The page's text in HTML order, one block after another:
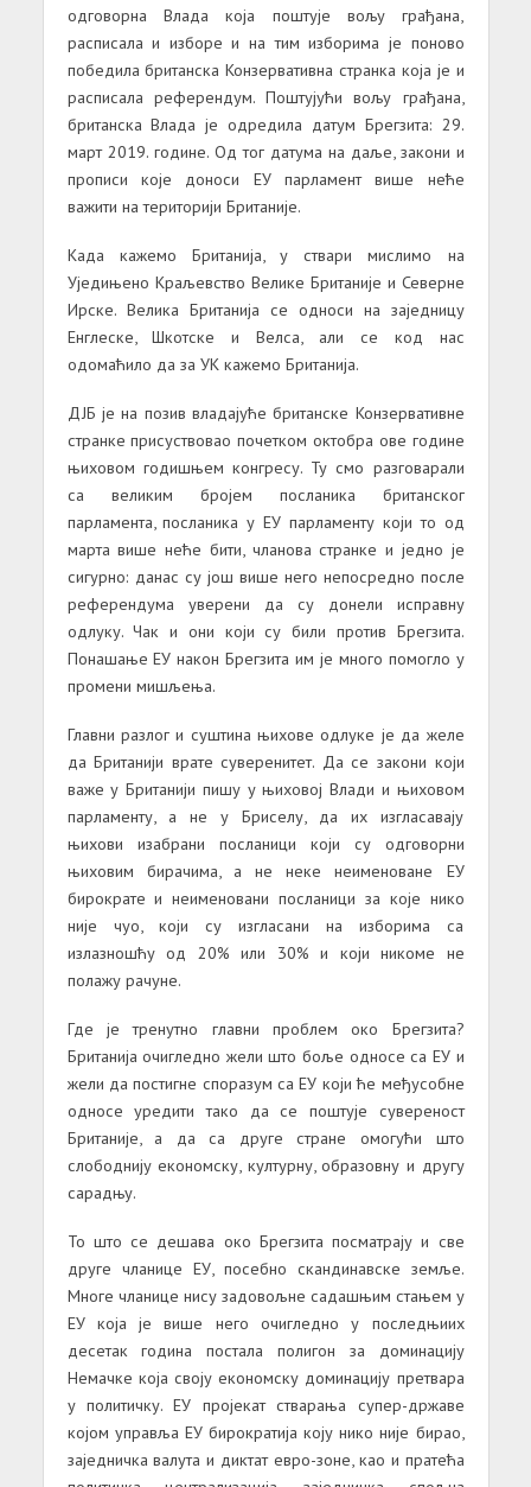
одговорна Влада која поштује вољу грађана,
расписала и изборе и на тим изборима је поново
победила британска Конзервативна странка која је и
расписала референдум. Поштујући вољу грађана,
британска Влада је одредила датум Брегзита: 29.
март 2019. године. Од тог датума на даље, закони и
прописи које доноси ЕУ парламент више неће
важити на територији Британије.
Када кажемо Британија, у ствари мислимо на
Уједињено Краљевство Велике Британије и Северне
Ирске. Велика Британија се односи на заједницу
Енглеске, Шкотске и Велса, али се код нас
одомаћило да за УК кажемо Британија.
ДЈБ је на позив владајуће британске Конзервативне
странке присуствовао почетком октобра ове године
њиховом годишњем конгресу. Ту смо разговарали
са великим бројем посланика британског
парламента, посланика у ЕУ парламенту који то од
марта више неће бити, чланова странке и једно је
сигурно: данас су још више него непосредно после
референдума уверени да су донели исправну
одлуку. Чак и они који су били против Брегзита.
Понашање ЕУ након Брегзита им је много помогло у
промени мишљења.
Главни разлог и суштина њихове одлуке је да желе
да Британији врате суверенитет. Да се закони који
важе у Британији пишу у њиховој Влади и њиховом
парламенту, а не у Бриселу, да их изгласавају
њихови изабрани посланици који су одговорни
њиховим бирачима, а не неке неименоване ЕУ
бирократе и неименовани посланици за које нико
није чуо, који су изгласани на изборима са
излазношћу од 20% или 30% и који никоме не
полажу рачуне.
Где је тренутно главни проблем око Брегзита?
Британија очигледно жели што боље односе са ЕУ и
жели да постигне споразум са ЕУ који ће међусобне
односе уредити тако да се поштује сувереност
Британије, а да са друге стране омогући што
слободнију економску, културну, образовну и другу
сарадњу.
То што се дешава око Брегзита посматрају и све
друге чланице ЕУ, посебно скандинавске земље.
Многе чланице нису задовољне садашњим стањем у
ЕУ која је више него очигледно у последњиих
десетак година постала полигон за доминацију
Немачке која своју економску доминацију претвара
у политичку. ЕУ пројекат стварања супер-државе
којом управља ЕУ бирократија коју нико није бирао,
заједничка валута и диктат евро-зоне, као и пратећа